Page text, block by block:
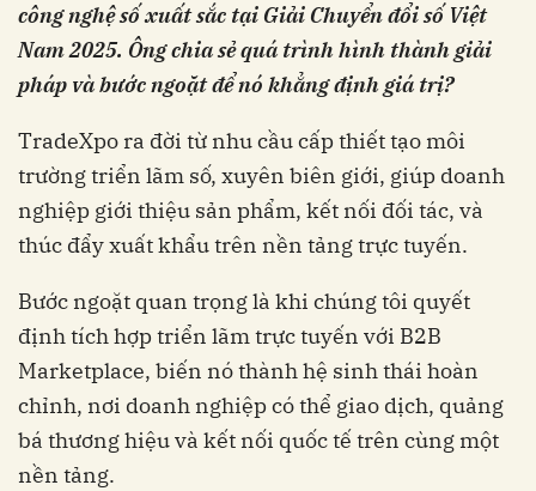
công nghệ số xuất sắc tại Giải Chuyển đổi số Việt
Nam 2025. Ông chia sẻ quá trình hình thành giải
pháp và bước ngoặt để nó khẳng định giá trị?
TradeXpo ra đời từ nhu cầu cấp thiết tạo môi
trường triển lãm số, xuyên biên giới, giúp doanh
nghiệp giới thiệu sản phẩm, kết nối đối tác, và
thúc đẩy xuất khẩu trên nền tảng trực tuyến.
Bước ngoặt quan trọng là khi chúng tôi quyết
định tích hợp triển lãm trực tuyến với B2B
Marketplace, biến nó thành hệ sinh thái hoàn
chỉnh, nơi doanh nghiệp có thể giao dịch, quảng
bá thương hiệu và kết nối quốc tế trên cùng một
nền tảng.